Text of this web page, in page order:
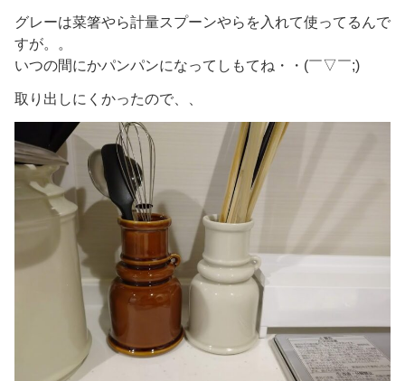
グレーは菜箸やら計量スプーンやらを入れて使ってるんで
すが。。
いつの間にかパンパンになってしもてね・・(￣▽￣;)
取り出しにくかったので、、